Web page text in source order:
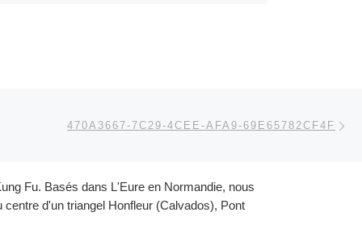
470A3667-7C29-4CEE-AFA9-69E65782CF4F
Fu. Basés dans L'Eure en Normandie, nous
d'un triangel Honfleur (Calvados), Pont